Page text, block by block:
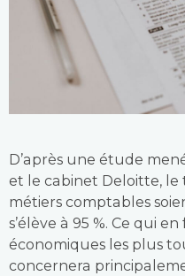
D’après une étude
et le cabinet Deloitte,
métiers comptables
s’élève à 95 %. Ce qui
économiques les plus
concernera